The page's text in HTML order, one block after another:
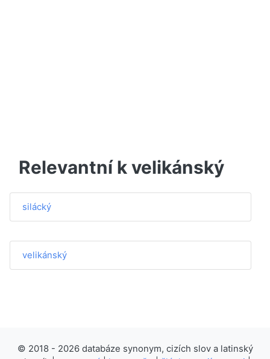
Relevantní k velikánský
silácký
velikánský
© 2018 - 2026 databáze synonym, cizích slov a latinský